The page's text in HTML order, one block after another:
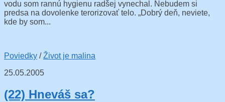
vodu som rannú hygienu radšej vynechal. Nebudem si
predsa na dovolenke terorizovať telo. „Dobrý deň, neviete,
kde by som...
Poviedky /Život je malina
25.05.2005
(22) Hneváš sa?